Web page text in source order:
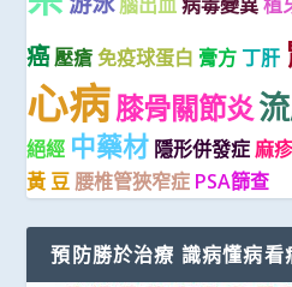
癌壓瘡 免疫球蛋白 膏方 丁肝
心病膝骨關節炎
絕經 中藥材 隱形併發症 麻
黃 豆 腰椎管狹窄症 PSA篩查
預防勝於治療 識病懂病看